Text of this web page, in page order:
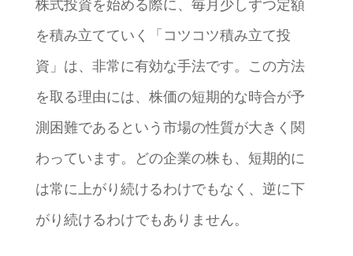
株式投資を始める際に、毎月少しずつ定額
を積み立てていく「コツコツ積み立て投
資」は、非常に有効な手法です。この方法
を取る理由には、株価の短期的な時合が予
測困難であるという市場の性質が大きく関
わっています。どの企業の株も、短期的に
は常に上がり続けるわけでもなく、逆に下
がり続けるわけでもありません。